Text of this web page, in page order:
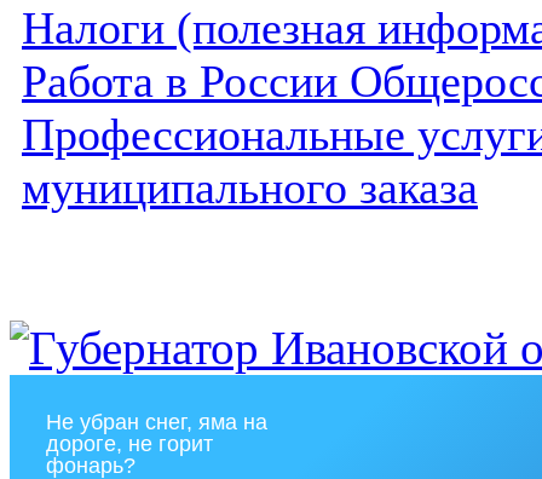
Налоги (полезная
Работа в России
Профессиональные
муниципального заказа
Не убран снег, яма на
дороге, не горит
фонарь?